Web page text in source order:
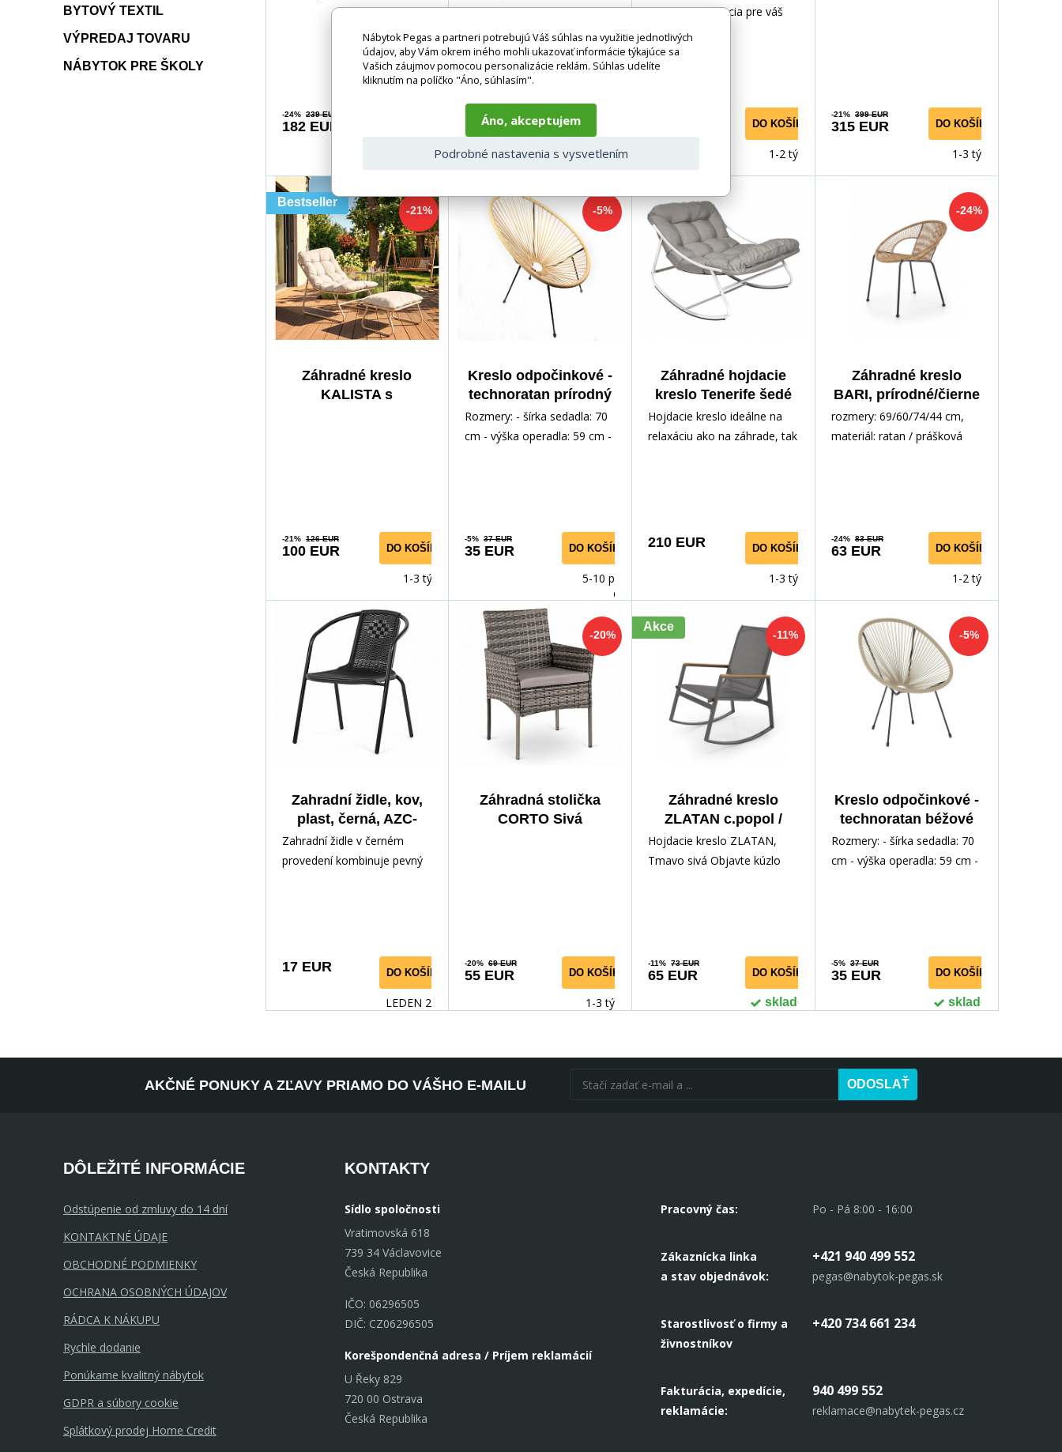
BYTOVÝ TEXTIL
VÝPREDAJ TOVARU
NÁBYTOK PRE ŠKOLY
-24% 239 EUR
182 EUR
5-10 prac.
materiál: sieť / oceľ s
práškovým nástrekom, farba:
béžová - cappuccino
-24%
34 EUR DO KOŠÍKA
1-2 týdny
Prírodná elegancia pre váš
domov Objavte čaro
prírodného dizajnu s
pohovkou IKARO
DO KOŠÍKA
1-2 týdny
-21% 399 EUR
315 EUR DO KOŠÍKA
1-3 týdny
-21%
Bestseller
Záhradné kreslo
KALISTA s
-21% 126 EUR
100 EUR DO KOŠÍKA
1-3 týdny
-5%
Kreslo odpočinkové -
technoratan prírodný
K15-FXJG
Rozmery: - šírka sedadla: 70
cm - výška operadla: 59 cm -
-5% 37 EUR
35 EUR DO KOŠÍKA
5-10 prac.
dnů
Záhradné hojdacie
kreslo Tenerife šedé
Hojdacie kreslo ideálne na
relaxáciu ako na záhrade, tak
210 EUR DO KOŠÍKA
1-3 týdny
-24%
Záhradné kreslo
BARI, prírodné/čierne
rozmery: 69/60/74/44 cm,
materiál: ratan / prášková
-24% 83 EUR
63 EUR DO KOŠÍKA
1-2 týdny
Zahradní židle, kov,
plast, černá, AZC-
H1001 BK
Zahradní židle v černém
provedení kombinuje pevný
17 EUR DO KOŠÍKA
LEDEN 2027
-20%
Záhradná stolička
CORTO Sivá
-20% 69 EUR
55 EUR DO KOŠÍKA
1-3 týdny
-11%
Akce
Záhradné kreslo
ZLATAN c.popol /
j.popol
Hojdacie kreslo ZLATAN,
Tmavo sivá Objavte kúzlo
-11% 73 EUR
65 EUR DO KOŠÍKA
skladom
-5%
Kreslo odpočinkové -
technoratan béžové
K15-FXJG
Rozmery: - šírka sedadla: 70
cm - výška operadla: 59 cm -
-5% 37 EUR
35 EUR DO KOŠÍKA
skladom
AKČNÉ PONUKY A ZĽAVY PRIAMO DO VÁŠHO E-MAILU ODOSLAŤ
DÔLEŽITÉ INFORMÁCIE
Odstúpenie od zmluvy do 14 dní
KONTAKTNÉ ÚDAJE
OBCHODNÉ PODMIENKY
OCHRANA OSOBNÝCH ÚDAJOV
RÁDCA K NÁKUPU
Rychle dodanie
Ponúkame kvalitný nábytok
GDPR a súbory cookie
Splátkový prodej Home Credit
KONTAKTY
Sídlo spoločnosti
Vratimovská 618
739 34 Václavovice
Česká Republika
IČO: 06296505
DIČ: CZ06296505
Korešpondenčná adresa / Príjem reklamácií
U Řeky 829
720 00 Ostrava
Česká Republika
Pracovný čas: Po - Pá 8:00 - 16:00
Zákaznícka linka
a stav objednávok:
+421 940 499 552
pegas@nabytok-pegas.sk
Starostlivosť o firmy a
živnostníkov
+420 734 661 234
Fakturácia, expedície,
reklamácie:
940 499 552
reklamace@nabytek-pegas.cz
Nábytok Pegas a partneri potrebujú Váš súhlas na využitie jednotlivých
údajov, aby Vám okrem iného mohli ukazovať informácie týkajúce sa
Vašich záujmov pomocou personalizácie reklám. Súhlas udelíte
kliknutím na políčko "Áno, súhlasím".
Áno, akceptujem
Podrobné nastavenia s vysvetlením